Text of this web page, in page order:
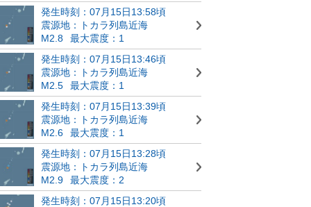
発生時刻：07月15日13:58頃
震源地：トカラ列島近海
M2.8
最大震度：1
発生時刻：07月15日13:46頃
震源地：トカラ列島近海
M2.5
最大震度：1
発生時刻：07月15日13:39頃
震源地：トカラ列島近海
M2.6
最大震度：1
発生時刻：07月15日13:28頃
震源地：トカラ列島近海
M2.9
最大震度：2
発生時刻：07月15日13:20頃